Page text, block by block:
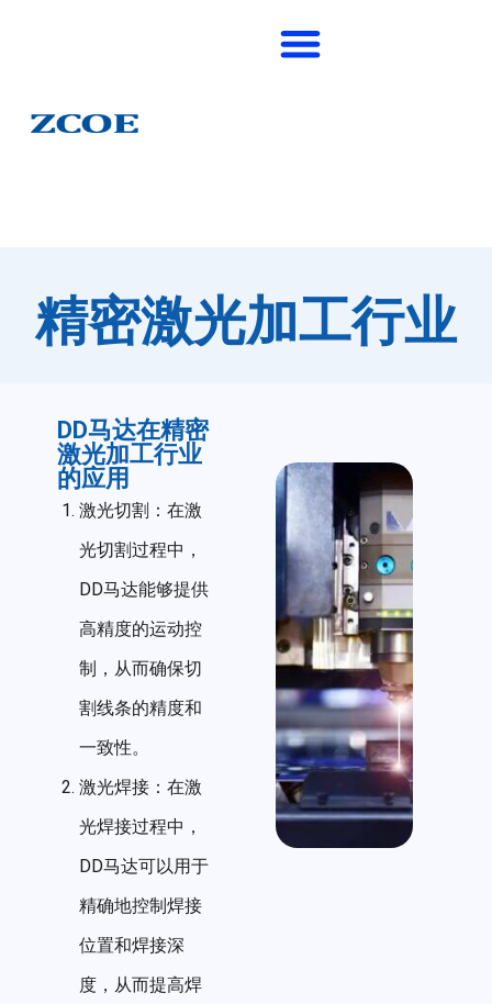
精密激光加工行业
DD马达在精密
激光加工行业
的应用
激光切割：在激
光切割过程中，
DD马达能够提供
高精度的运动控
制，从而确保切
割线条的精度和
一致性。
激光焊接：在激
光焊接过程中，
DD马达可以用于
精确地控制焊接
位置和焊接深
度，从而提高焊